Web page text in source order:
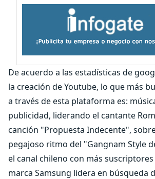
De acuerdo a las estadísticas de
la creación de Youtube, lo que más
a través de esta plataforma es:
publicidad, liderando el cantante
canción "Propuesta Indecente",
pegajoso ritmo del "Gangnam Style
el canal chileno con más suscriptores
marca Samsung lidera en búsqueda